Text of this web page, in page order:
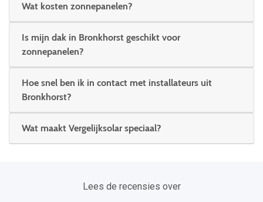
Wat kosten zonnepanelen?
Is mijn dak in Bronkhorst geschikt voor
zonnepanelen?
Hoe snel ben ik in contact met installateurs uit
Bronkhorst?
Wat maakt Vergelijksolar speciaal?
Lees de recensies over